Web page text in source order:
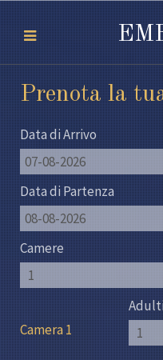
Prenota la
Data di Arrivo
07-08-2026
Data di Partenza
08-08-2026
Camere
Camera 1